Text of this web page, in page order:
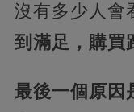
沒有多少人會
到滿足，購買
最後一個原因